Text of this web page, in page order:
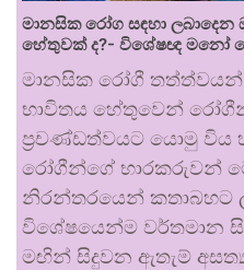
මානසික රෝග සඳහා
හේතුවක් ද?- විශේෂඥ මනෝ
මානසික රෝගී තත්ත්වයන්
භාවිතය හේතුවෙන්
ප්‍රචණ්ඩත්වයට යොමු විය
රෝගීන්ගේ භාරකරුවන්
නිරන්තරයෙන් කතාබහට
විශේෂයෙන්ම වර්තමාන
මඟින් සිදුවන ඇතැම්